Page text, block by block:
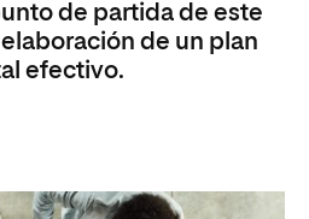
de partida de este
de un plan
efectivo.